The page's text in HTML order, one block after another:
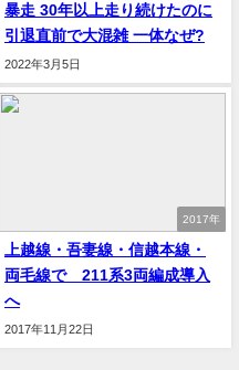
暴走 30年以上走り続けたのに
引退直前で大混雑 一体なぜ?
2022年3月5日
2017年
上越線・吾妻線・信越本線・
両毛線で 211系3両編成導入
へ
2017年11月22日